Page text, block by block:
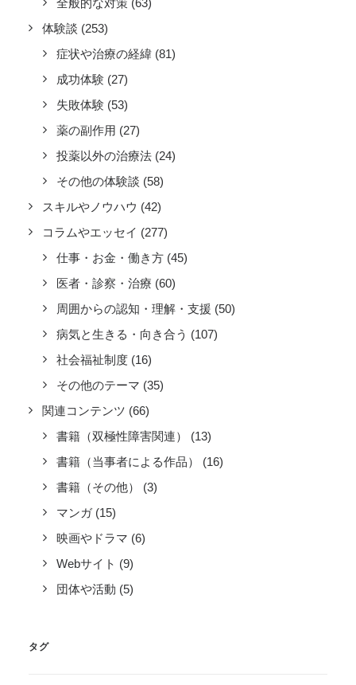
全般的な対策 (63)
体験談 (253)
症状や治療の経緯 (81)
成功体験 (27)
失敗体験 (53)
薬の副作用 (27)
投薬以外の治療法 (24)
その他の体験談 (58)
スキルやノウハウ (42)
コラムやエッセイ (277)
仕事・お金・働き方 (45)
医者・診察・治療 (60)
周囲からの認知・理解・支援 (50)
病気と生きる・向き合う (107)
社会福祉制度 (16)
その他のテーマ (35)
関連コンテンツ (66)
書籍（双極性障害関連）
(13)
書籍（当事者による作品）
(16)
書籍（その他）
(3)
マンガ (15)
映画やドラマ (6)
Webサイト (9)
団体や活動 (5)
タグ